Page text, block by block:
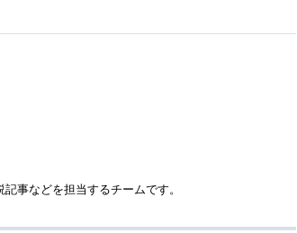
事などを担当するチームです。